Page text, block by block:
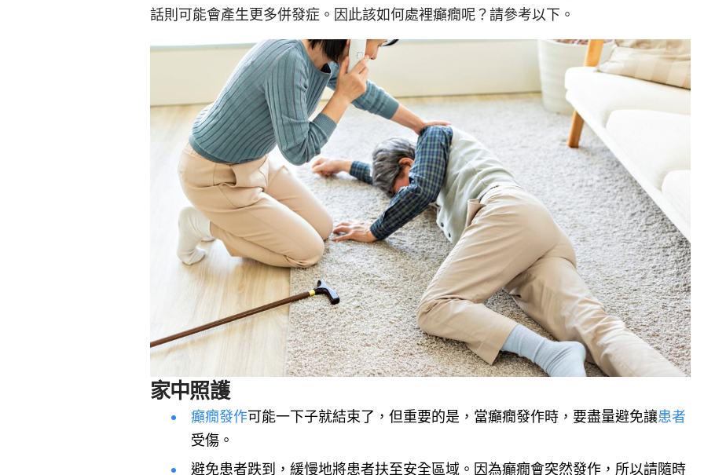
話則可能會產生更多併發症。因此該如何處裡癲癇呢？請參考以下。
家中照護
癲癇發作可能一下子就結束了，但重要的是，當癲癇發作時，要盡量避免讓患者
受傷。
避免患者跌到，緩慢地將患者扶至安全區域。因為癲癇會突然發作，所以請隨時